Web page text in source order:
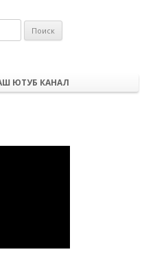
ЮТУБ КАНАЛ